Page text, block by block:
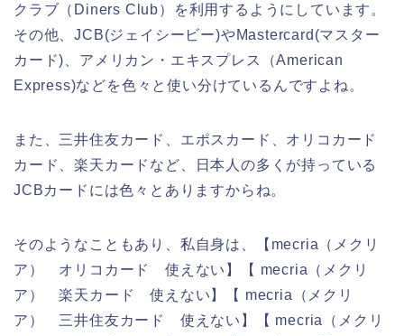
クラブ（Diners Club）を利用するようにしています。
その他、JCB(ジェイシービー)やMastercard(マスター
カード)、アメリカン・エキスプレス（American
Express)などを色々と使い分けているんですよね。
また、三井住友カード、エポスカード、オリコカード
カード、楽天カードなど、日本人の多くが持っている
JCBカードには色々とありますからね。
そのようなこともあり、私自身は、【mecria（メクリ
ア） オリコカード 使えない】【 mecria（メクリ
ア） 楽天カード 使えない】【 mecria（メクリ
ア） 三井住友カード 使えない】【 mecria（メクリ